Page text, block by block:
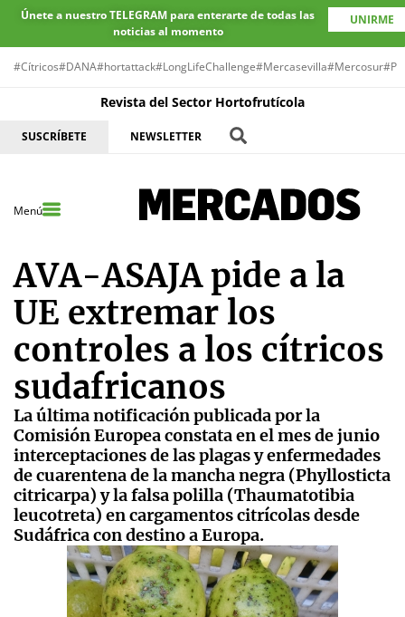
Únete a nuestro TELEGRAM para enterarte de todas las
noticias al momento
UNIRME
#Cítricos#DANA#hortattack#LongLifeChallenge#Mercasevilla#Mercosur
Revista del Sector Hortofrutícola
SUSCRÍBETE NEWSLETTER
Menú
AVA-ASAJA pide a la
UE extremar los
controles a los cítricos
sudafricanos
La última notificación publicada por la
Comisión Europea constata en el mes de junio
interceptaciones de las plagas y enfermedades
de cuarentena de la mancha negra (Phyllosticta
citricarpa) y la falsa polilla (Thaumatotibia
leucotreta) en cargamentos citrícolas desde
Sudáfrica con destino a Europa.